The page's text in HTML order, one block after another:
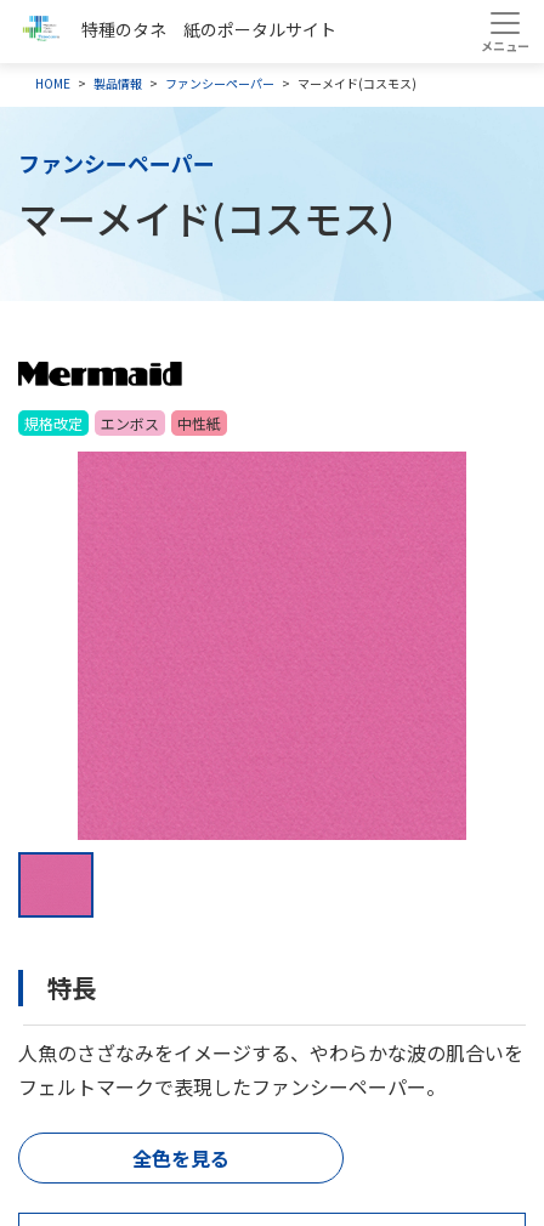
特種のタネ 紙のポータルサイト
HOME 製品情報 ファンシーペーパー マーメイド(コスモス)
ファンシーペーパー
マーメイド(コスモス)
規格改定 エンボス 中性紙
特長
人魚のさざなみをイメージする、やわらかな波の肌合いを
フェルトマークで表現したファンシーペーパー。
全色を見る